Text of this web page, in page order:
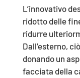
L’innovativo
ridotto delle
ridurre
Dall’esterno,
donando un
facciata della